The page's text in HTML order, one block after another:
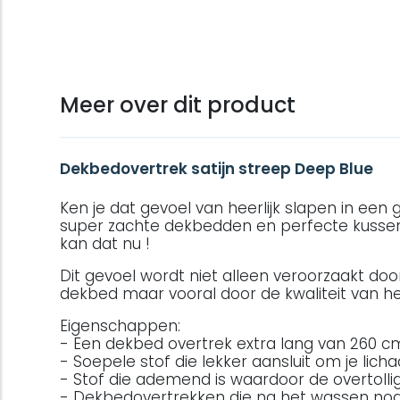
Meer over dit product
Dekbedovertrek satijn streep Deep Blue
Ken je dat gevoel van heerlijk slapen in een
super zachte dekbedden en perfecte
kan dat nu !
Dit gevoel wordt niet alleen veroorzaakt
dekbed maar vooral door de kwaliteit van
Eigenschappen:
- Een dekbed overtrek extra lang van 260
- Soepele stof die lekker aansluit om je
- Stof die ademend is waardoor de